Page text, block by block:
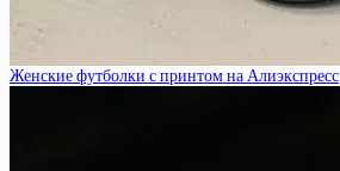
Женские футболки с принтом на Алиэкспресс